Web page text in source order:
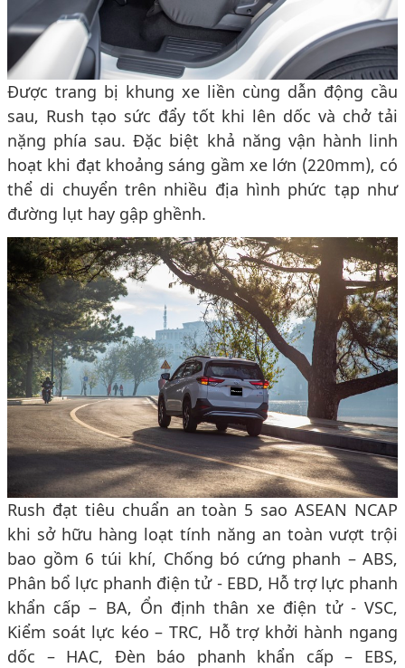
Được trang bị khung xe liền cùng dẫn động cầu
sau, Rush tạo sức đẩy tốt khi lên dốc và chở tải
nặng phía sau. Đặc biệt khả năng vận hành linh
hoạt khi đạt khoảng sáng gầm xe lớn (220mm), có
thể di chuyển trên nhiều địa hình phức tạp như
đường lụt hay gập ghềnh.
Rush đạt tiêu chuẩn an toàn 5 sao ASEAN NCAP
khi sở hữu hàng loạt tính năng an toàn vượt trội
bao gồm 6 túi khí, Chống bó cứng phanh – ABS,
Phân bổ lực phanh điện tử - EBD, Hỗ trợ lực phanh
khẩn cấp – BA, Ổn định thân xe điện tử - VSC,
Kiểm soát lực kéo – TRC, Hỗ trợ khởi hành ngang
dốc – HAC, Đèn báo phanh khẩn cấp – EBS,